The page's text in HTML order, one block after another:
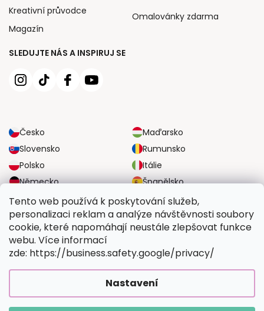
Tento web používá k poskytování služeb,
personalizaci reklam a analýze návštěvnosti soubory
cookie, které napomáhají neustále zlepšovat funkce
webu. Více informací
zde: https://business.safety.google/privacy/
Nastavení
SLEDUJTE NÁS A INSPIRUJ SE
Česko
Maďarsko
Slovensko
Rumunsko
Polsko
Itálie
Německo
Španělsko
Velká Británie
Rakousko
Kreativní průvodce
Magazín
Omalovánky zdarma
SPOLEHLIVÉ MOŽNOSTI DOPRAVY
BEZPEČNÉ MOŽNOSTI PLATBY